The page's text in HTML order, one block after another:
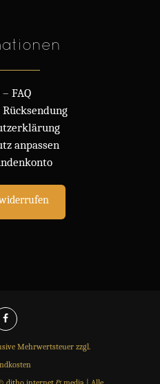
– FAQ
anpassen
Mehrwertsteuer zzgl.